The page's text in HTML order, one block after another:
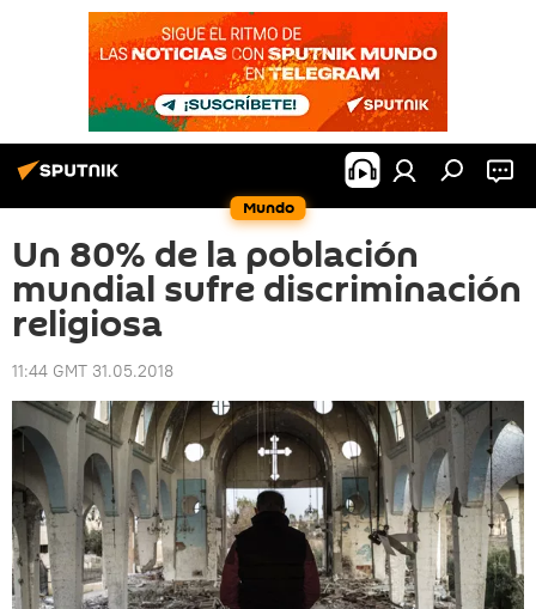
Mundo
Un 80% de la población
mundial sufre discriminación
religiosa
11:44 GMT 31.05.2018